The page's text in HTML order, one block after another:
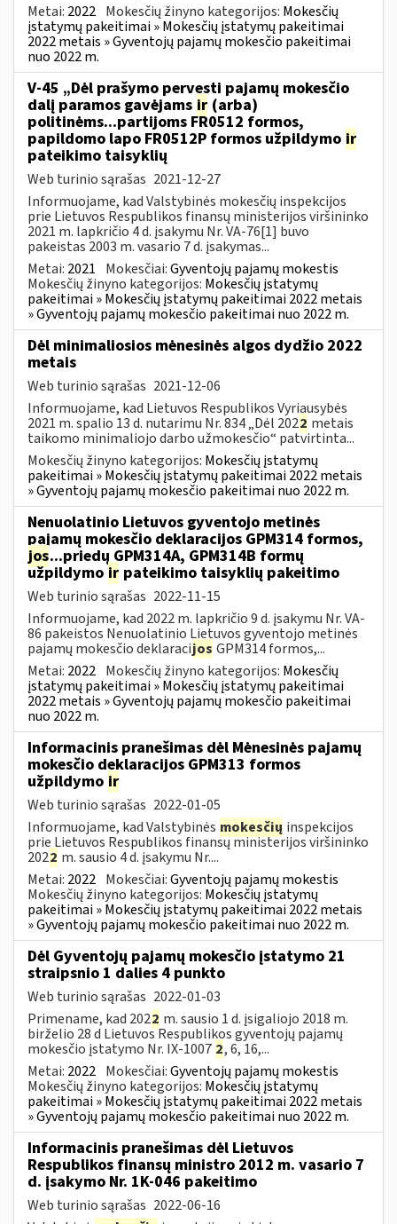
Metai: 2022 Mokesčių žinyno kategorijos: Mokesčių
įstatymų pakeitimai » Mokesčių įstatymų pakeitimai
2022 metais » Gyventojų pajamų mokesčio pakeitimai
nuo 2022 m.
V-45 „Dėl prašymo pervesti pajamų mokesčio
dalį paramos gavėjams ir (arba)
politinėms...partijoms FR0512 formos,
papildomo lapo FR0512P formos užpildymo ir
pateikimo taisyklių
Web turinio sąrašas 2021-12-27
Informuojame, kad Valstybinės mokesčių inspekcijos
prie Lietuvos Respublikos finansų ministerijos viršininko
2021 m. lapkričio 4 d. įsakymu Nr. VA-76[1] buvo
pakeistas 2003 m. vasario 7 d. įsakymas...
Metai: 2021 Mokesčiai:Gyventojų pajamų mokestis
Mokesčių žinyno kategorijos: Mokesčių įstatymų
pakeitimai » Mokesčių įstatymų pakeitimai 2022 metais
» Gyventojų pajamų mokesčio pakeitimai nuo 2022 m.
Dėl minimaliosios mėnesinės algos dydžio 2022
metais
Web turinio sąrašas 2021-12-06
Informuojame, kad Lietuvos Respublikos Vyriausybės
2021 m. spalio 13 d. nutarimu Nr. 834 „Dėl 2022 metais
taikomo minimaliojo darbo užmokesčio“ patvirtinta...
Mokesčių žinyno kategorijos: Mokesčių įstatymų
pakeitimai » Mokesčių įstatymų pakeitimai 2022 metais
» Gyventojų pajamų mokesčio pakeitimai nuo 2022 m.
Nenuolatinio Lietuvos gyventojo metinės
pajamų mokesčio deklaracijos GPM314 formos,
jos...priedų GPM314A, GPM314B formų
užpildymo ir pateikimo taisyklių pakeitimo
Web turinio sąrašas 2022-11-15
Informuojame, kad 2022 m. lapkričio 9 d. įsakymu Nr. VA-
86 pakeistos Nenuolatinio Lietuvos gyventojo metinės
pajamų mokesčio deklaracijos GPM314 formos,...
Metai: 2022 Mokesčių žinyno kategorijos: Mokesčių
įstatymų pakeitimai » Mokesčių įstatymų pakeitimai
2022 metais » Gyventojų pajamų mokesčio pakeitimai
nuo 2022 m.
Informacinis pranešimas dėl Mėnesinės pajamų
mokesčio deklaracijos GPM313 formos
užpildymo ir
Web turinio sąrašas 2022-01-05
Informuojame, kad Valstybinės mokesčių inspekcijos
prie Lietuvos Respublikos finansų ministerijos viršininko
2022 m. sausio 4 d. įsakymu Nr....
Metai: 2022 Mokesčiai:Gyventojų pajamų mokestis
Mokesčių žinyno kategorijos: Mokesčių įstatymų
pakeitimai » Mokesčių įstatymų pakeitimai 2022 metais
» Gyventojų pajamų mokesčio pakeitimai nuo 2022 m.
Dėl Gyventojų pajamų mokesčio įstatymo 21
straipsnio 1 dalies 4 punkto
Web turinio sąrašas 2022-01-03
Primename, kad 2022 m. sausio 1 d. įsigaliojo 2018 m.
birželio 28 d Lietuvos Respublikos gyventojų pajamų
mokesčio įstatymo Nr. IX-1007 2, 6, 16,...
Metai: 2022 Mokesčiai:Gyventojų pajamų mokestis
Mokesčių žinyno kategorijos: Mokesčių įstatymų
pakeitimai » Mokesčių įstatymų pakeitimai 2022 metais
» Gyventojų pajamų mokesčio pakeitimai nuo 2022 m.
Informacinis pranešimas dėl Lietuvos
Respublikos finansų ministro 2012 m. vasario 7
d. įsakymo Nr. 1K-046 pakeitimo
Web turinio sąrašas 2022-06-16